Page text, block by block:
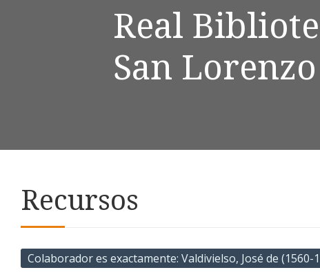
Real
San
Recursos
Colaborador es exactamente Valdivielso, José de (1560-